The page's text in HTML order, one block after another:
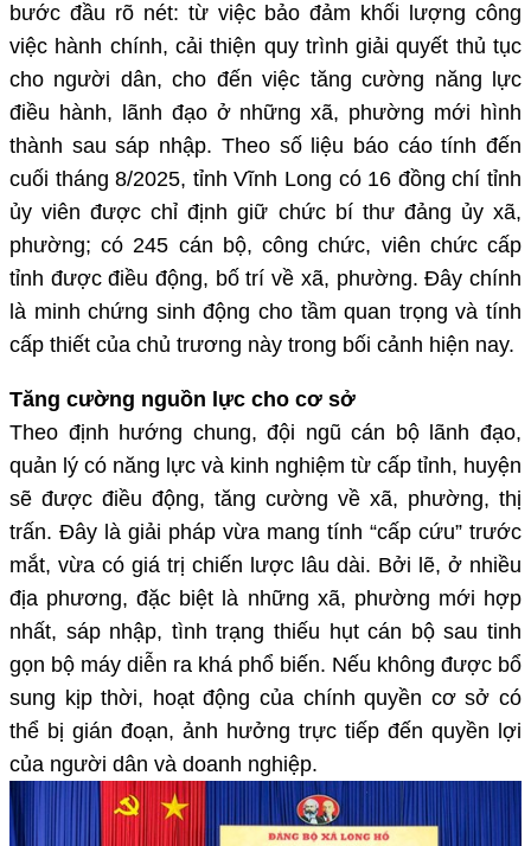
bước đầu rõ nét: từ việc bảo đảm khối lượng công
việc hành chính, cải thiện quy trình giải quyết thủ tục
cho người dân, cho đến việc tăng cường năng lực
điều hành, lãnh đạo ở những xã, phường mới hình
thành sau sáp nhập. Theo số liệu báo cáotính đến
cuối tháng 8/2025, tỉnh Vĩnh Long có 16 đồng chí tỉnh
ủy viên được chỉ định giữ chức bí thư đảng ủy xã,
phường; có245 cán bộ, công chức, viên chức cấp
tỉnh được điều động, bố trí về xã, phường.Đây chính
là minh chứng sinh động cho tầm quan trọng và tính
cấp thiết của chủ trương này trong bối cảnh hiện nay.
Tăng cường nguồn lực cho cơ sở
Theo định hướng chung, đội ngũ cán bộ lãnh đạo,
quản lý có năng lực và kinh nghiệm từ cấp tỉnh, huyện
sẽ được điều động, tăng cường về xã, phường, thị
trấn. Đây là giải pháp vừa mang tính “cấp cứu” trước
mắt, vừa có giá trị chiến lược lâu dài. Bởi lẽ, ở nhiều
địa phương, đặc biệt là những xã, phường mới hợp
nhất, sáp nhập, tình trạng thiếu hụt cán bộ sau tinh
gọn bộ máy diễn ra khá phổ biến. Nếu không được bổ
sung kịp thời, hoạt động của chính quyền cơ sở có
thể bị gián đoạn, ảnh hưởng trực tiếp đến quyền lợi
của người dân và doanh nghiệp.